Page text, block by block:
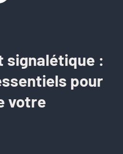
signalétique :
pour
votre